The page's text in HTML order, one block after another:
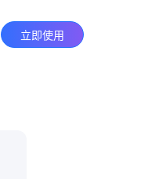
立即使用